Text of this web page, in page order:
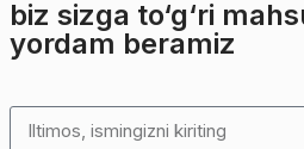
biz sizga to‘g‘ri
yordam beramiz